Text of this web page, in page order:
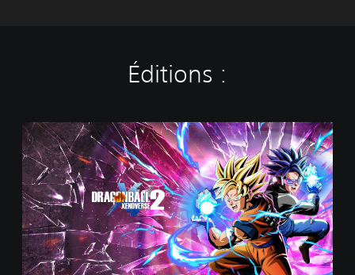
Éditions :
S
t
a
n
d
a
r
d
E
d